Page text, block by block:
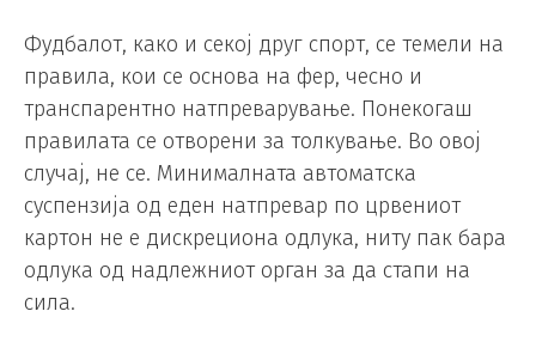
Фудбалот, како и секој друг спорт, се темели на
правила, кои се основа на фер, чесно и
транспарентно натпреварување. Понекогаш
правилата се отворени за толкување. Во овој
случај, не се. Минималната автоматска
суспензија од еден натпревар по црвениот
картон не е дискрециона одлука, ниту пак бара
одлука од надлежниот орган за да стапи на
сила.